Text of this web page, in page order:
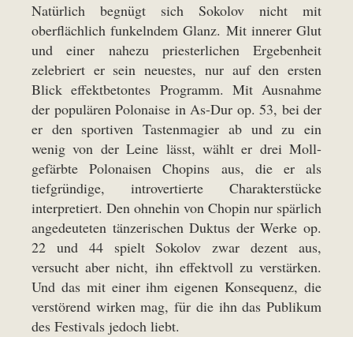
Natürlich begnügt sich Sokolov nicht mit
oberflächlich funkelndem Glanz. Mit innerer Glut
und einer nahezu priesterlichen Ergebenheit
zelebriert er sein neuestes, nur auf den ersten
Blick effektbetontes Programm. Mit Ausnahme
der populären Polonaise in As-Dur op. 53, bei der
er den sportiven Tastenmagier ab und zu ein
wenig von der Leine lässt, wählt er drei Moll-
gefärbte Polonaisen Chopins aus, die er als
tiefgründige, introvertierte Charakterstücke
interpretiert. Den ohnehin von Chopin nur spärlich
angedeuteten tänzerischen Duktus der Werke op.
22 und 44 spielt Sokolov zwar dezent aus,
versucht aber nicht, ihn effektvoll zu verstärken.
Und das mit einer ihm eigenen Konsequenz, die
verstörend wirken mag, für die ihn das Publikum
des Festivals jedoch liebt.